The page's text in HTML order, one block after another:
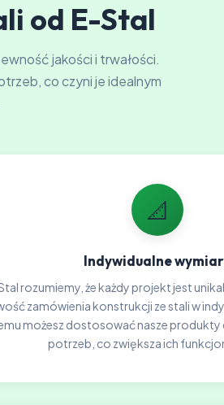
od E-Stal
jakości i trwałości.
co czyni je idealnym
📐
Indywidualne
rozumiemy, że każdy projekt jest
zamówienia konstrukcji ze stali w
możesz dostosować nasze
potrzeb, co zwiększa ich